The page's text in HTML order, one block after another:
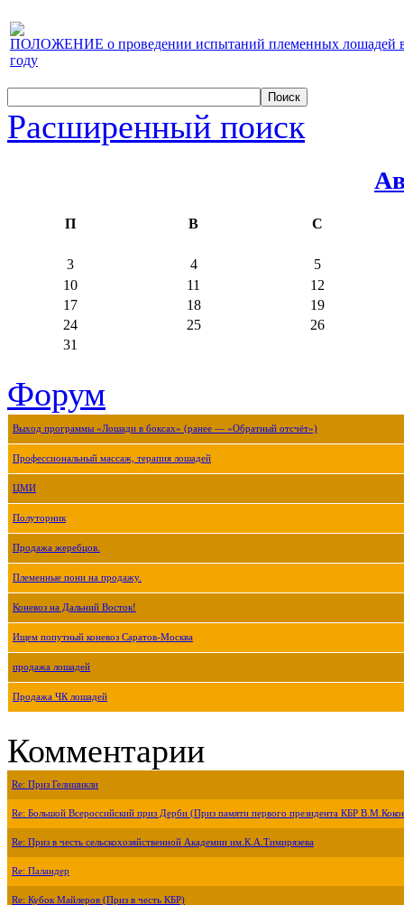
ПОЛОЖЕНИЕ о проведении испытаний племенных лошадей
году
Расширенный поиск
П В С
3 4
5
10
11
12
17
18
19
24
25
26
31
Форум
Выход программы «Лошади в боксах» (ранее — «Обратный отсчёт»)
Профессиональный массаж, терапия лошадей
ЦМИ
Полуторник
Продажа жеребцов.
Племенные пони на продажу.
Коневоз на Дальний Восток!
Ищем попутный коневоз Саратов-Москва
продажа лошадей
Продажа ЧК лошадей
Комментарии
Re: Приз Гелишикли
Re: Большой Всероссийский приз Дерби (Приз памяти первого президента КБР
Re: Приз в честь сельскохозяйственной Академии им.К.А.Тимирязева
Re: Паландер
Re: Кубок Майлеров (Приз в честь КБР)